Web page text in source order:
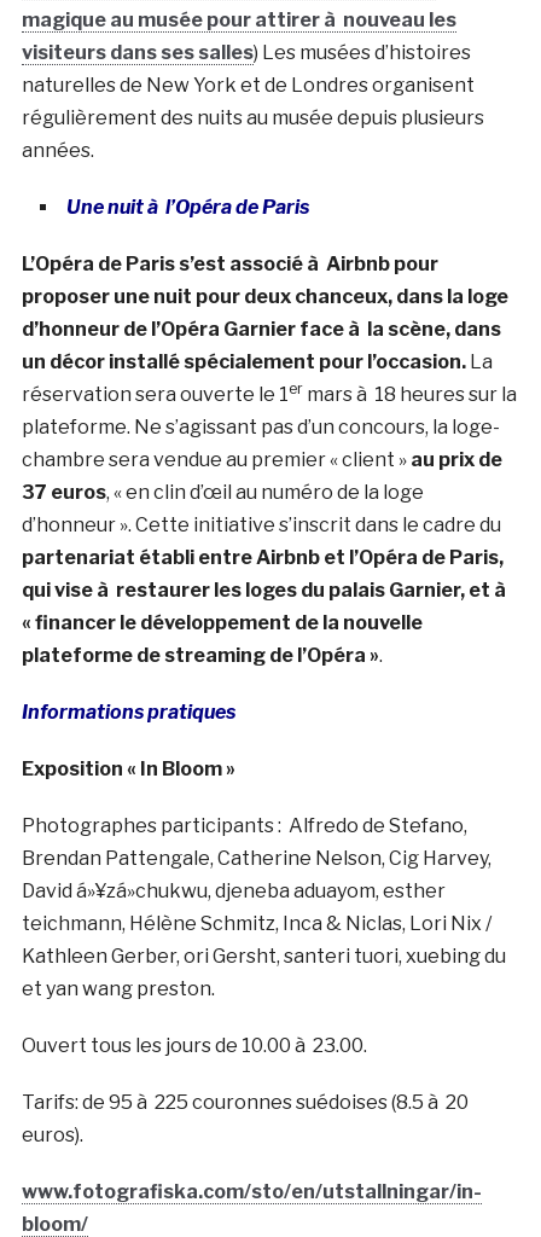
magique au musée pour attirer à nouveau les
visiteurs dans ses salles) Les musées d’histoires
naturelles de New York et de Londres organisent
régulièrement des nuits au musée depuis plusieurs
années.
Une nuit à l’Opéra de Paris
L’Opéra de Paris s’est associé à Airbnb pour
proposer une nuit pour deux chanceux, dans la loge
d’honneur de l’Opéra Garnier face à la scène, dans
un décor installé spécialement pour l’occasion.La
réservation sera ouverte le 1ermars à 18 heures sur la
plateforme. Ne s’agissant pas d’un concours, la loge-
chambre sera vendue au premier « client » au prix de
37 euros, « en clin d’œil au numéro de la loge
d’honneur ». Cette initiative s’inscrit dans le cadre du
partenariat établi entre Airbnb et l’Opéra de Paris,
qui vise à restaurer les loges du palais Garnier, et à
« financer le développement de la nouvelle
plateforme de streaming de l’Opéra ».
Informations pratiques
Exposition « In Bloom »
Photographes participants : Alfredo de Stefano,
Brendan Pattengale, Catherine Nelson, Cig Harvey,
David á»¥zá»chukwu, djeneba aduayom, esther
teichmann, Hélène Schmitz, Inca & Niclas, Lori Nix /
Kathleen Gerber, ori Gersht, santeri tuori, xuebing du
et yan wang preston.
Ouvert tous les jours de 10.00 à 23.00.
Tarifs: de 95 à 225 couronnes suédoises (8.5 à 20
euros).
www.fotografiska.com/sto/en/utstallningar/in-
bloom/